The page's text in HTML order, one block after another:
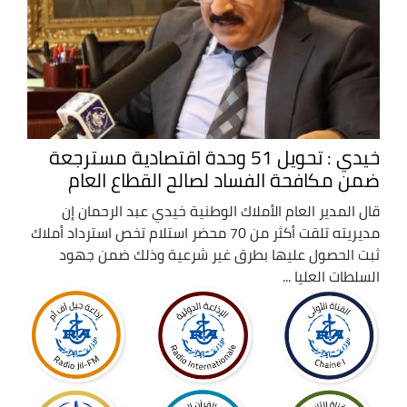
خيدي : تحويل 51 وحدة اقتصادية مسترجعة
ضمن مكافحة الفساد لصالح القطاع العام
قال المدير العام الأملاك الوطنية خيدي عبد الرحمان إن
مديريته تلقت أكثر من 70 محضر استلام تخص استرداد أملاك
ثبت الحصول عليها بطرق غير شرعية وذلك ضمن جهود
السلطات العليا ...